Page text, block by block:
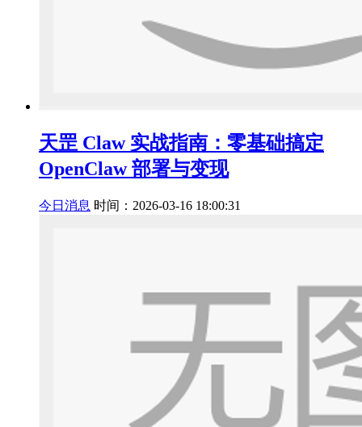
天罡 Claw 实战指南：零基础搞定
OpenClaw 部署与变现
今日消息 时间：2026-03-16 18:00:31